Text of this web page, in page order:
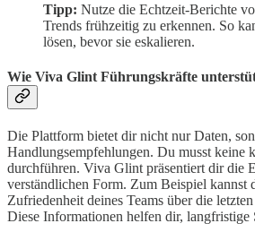
Tipp: Nutze die Echtzeit-Berichte
Trends frühzeitig zu erkennen. So
lösen, bevor sie eskalieren.
Wie Viva Glint Führungskräfte
Die Plattform bietet dir nicht nur Daten,
Handlungsempfehlungen. Du musst keine
durchführen. Viva Glint präsentiert dir die
verständlichen Form. Zum Beispiel kannst
Zufriedenheit deines Teams über die
Diese Informationen helfen dir, langfristige